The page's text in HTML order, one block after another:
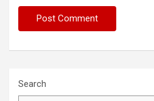
Search